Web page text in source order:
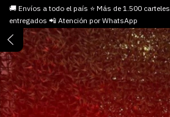
🚚 Envíos a todo el país ⭐ Más de 1.500 carteles
entregados 📲 Atención por WhatsApp